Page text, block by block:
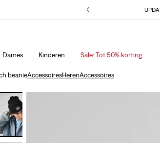
Dames Kinderen Sale: Tot 50% korting
Sale: tot
beanieAccessoiresHerenAccessoires